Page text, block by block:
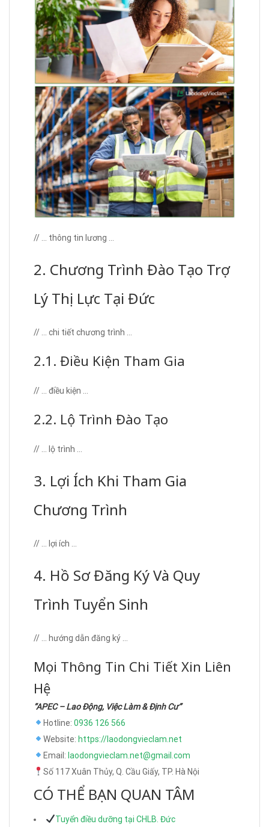
// … thông tin lương …
2. Chương Trình Đào Tạo Trợ
Lý Thị Lực Tại Đức
// … chi tiết chương trình …
2.1. Điều Kiện Tham Gia
// … điều kiện …
2.2. Lộ Trình Đào Tạo
// … lộ trình …
3. Lợi Ích Khi Tham Gia
Chương Trình
// … lợi ích …
4. Hồ Sơ Đăng Ký Và Quy
Trình Tuyển Sinh
// … hướng dẫn đăng ký …
Mọi Thông Tin Chi Tiết Xin Liên
Hệ
“APEC – Lao Động, Việc Làm & Định Cư”
Hotline: 0936 126 566
Website: https://laodongvieclam.net
Email: laodongvieclam.net@gmail.com
Số 117 Xuân Thủy, Q. Cầu Giấy, TP. Hà Nội
CÓ THỂ BẠN QUAN TÂM
Tuyển điều dưỡng tại CHLB. Đức